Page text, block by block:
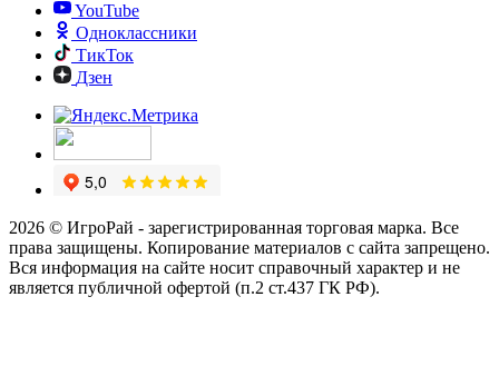
YouTube
Одноклассники
ТикТок
Дзен
2026 © ИгроРай - зарегистрированная торговая марка. Все
права защищены. Копирование материалов с сайта запрещено.
Вся информация на сайте носит справочный характер и не
является публичной офертой (п.2 ст.437 ГК РФ).